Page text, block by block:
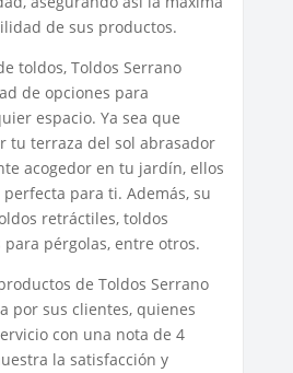
de sus productos.
toldos, Toldos Serrano
de opciones para
espacio. Ya sea que
tu terraza del sol abrasador
acogedor en tu jardín, ellos
para ti. Además, su
retráctiles, toldos
pérgolas, entre otros.
de Toldos Serrano
por sus clientes, quienes
con una nota de 4
la satisfacción y